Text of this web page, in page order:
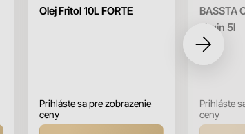
Olej Fritol 10L FORTE
Prihláste sa pre zobrazenie
ceny
BASSTA
virgin 5l
Prihláste
ceny